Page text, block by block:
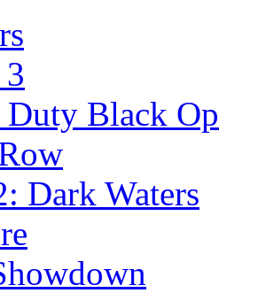
Black Op
Dark Waters